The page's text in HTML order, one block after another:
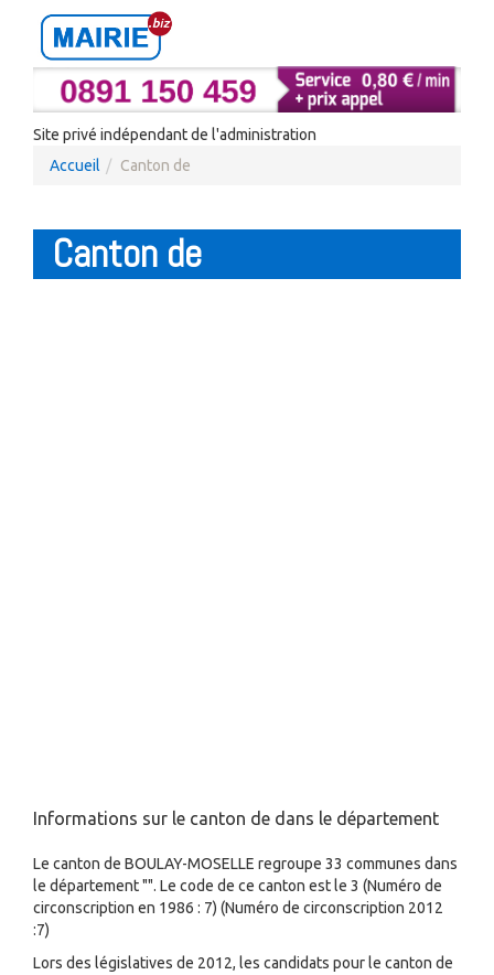
Site privé indépendant de l'administration
Accueil
Canton de
Canton de
Informations sur le canton de dans le département
Le canton de BOULAY-MOSELLE regroupe 33 communes dans
le département "". Le code de ce canton est le 3 (Numéro de
circonscription en 1986 : 7) (Numéro de circonscription 2012
:7)
Lors des législatives de 2012, les candidats pour le canton de